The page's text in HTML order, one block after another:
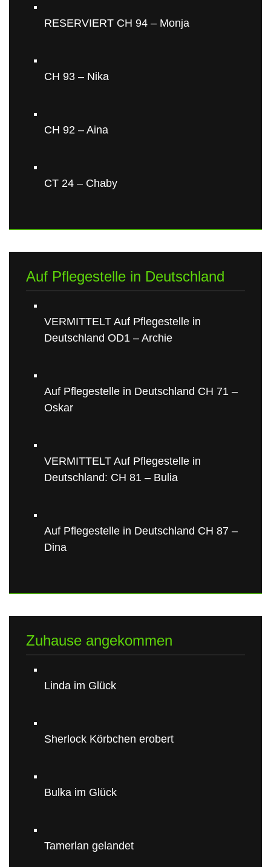
RESERVIERT CH 94 – Monja
CH 93 – Nika
CH 92 – Aina
CT 24 – Chaby
Auf Pflegestelle in Deutschland
VERMITTELT Auf Pflegestelle in
Deutschland OD1 – Archie
Auf Pflegestelle in Deutschland CH 71 –
Oskar
VERMITTELT Auf Pflegestelle in
Deutschland: CH 81 – Bulia
Auf Pflegestelle in Deutschland CH 87 –
Dina
Zuhause angekommen
Linda im Glück
Sherlock Körbchen erobert
Bulka im Glück
Tamerlan gelandet